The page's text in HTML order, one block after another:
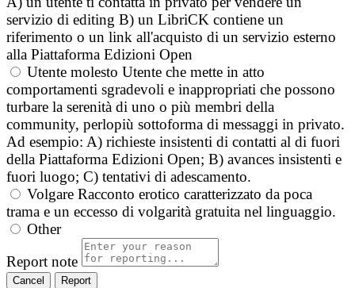
servizio di editing B) un LibriCK contiene un
riferimento o un link all'acquisto di un servizio esterno
alla Piattaforma Edizioni Open
Utente molesto Utente che mette in atto
comportamenti sgradevoli e inappropriati che possono
turbare la serenità di uno o più membri della
community, perlopiù sottoforma di messaggi in privato.
Ad esempio: A) richieste insistenti di contatti al di fuori
della Piattaforma Edizioni Open; B) avances insistenti e
fuori luogo; C) tentativi di adescamento.
Volgare Racconto erotico caratterizzato da poca
trama e un eccesso di volgarità gratuita nel linguaggio.
Other
Report note
Report